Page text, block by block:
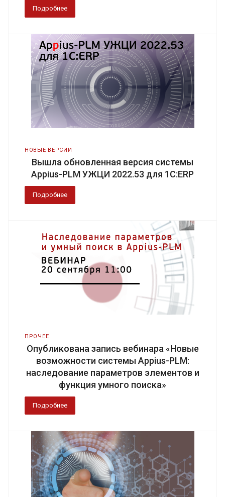
Подробнее
НОВЫЕ ВЕРСИИ
Вышла обновленная версия системы
Appius-PLM УЖЦИ 2022.53 для 1С:ERP
Подробнее
ПРОЧЕЕ
Опубликована запись вебинара «Новые
возможности системы Appius-PLM:
наследование параметров элементов и
функция умного поиска»
Подробнее